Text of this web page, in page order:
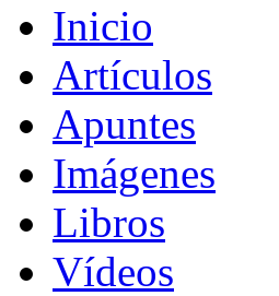
Inicio
Artículos
Apuntes
Imágenes
Libros
Vídeos